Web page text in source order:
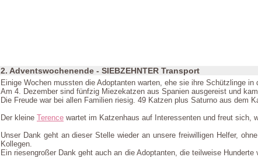
2. Adventswochenende - SIEBZEHNTER Transport
Einige Wochen mussten die Adoptanten warten, ehe sie ihre Schützlinge
Am 4. Dezember sind fünfzig Miezekatzen aus Spanien ausgereist und
Die Freude war bei allen Familien riesig. 49 Katzen plus Saturno aus dem
Der kleine Terence wartet im Katzenhaus auf Interessenten und freut sich,
Unser Dank geht an dieser Stelle wieder an unsere freiwilligen Helfer,
Kollegen.
Ein riesengroßer Dank geht auch an die Adoptanten, die teilweise